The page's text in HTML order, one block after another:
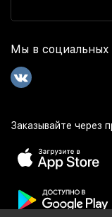
Мы в социальных
Заказывайте через